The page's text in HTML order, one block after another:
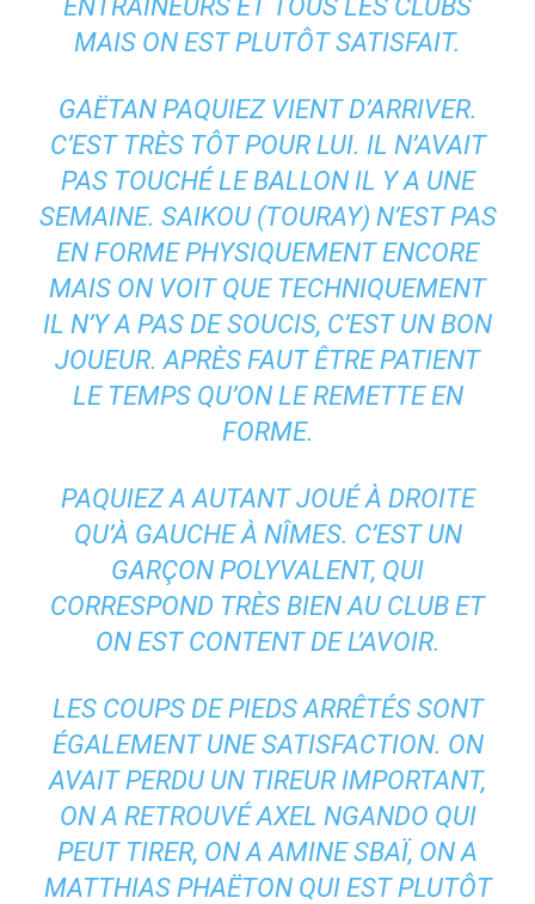
ENTRAÎNEURS ET TOUS LES CLUBS
MAIS ON EST PLUTÔT SATISFAIT.
GAËTAN PAQUIEZ VIENT D’ARRIVER.
C’EST TRÈS TÔT POUR LUI. IL N’AVAIT
PAS TOUCHÉ LE BALLON IL Y A UNE
SEMAINE. SAIKOU (TOURAY) N’EST PAS
EN FORME PHYSIQUEMENT ENCORE
MAIS ON VOIT QUE TECHNIQUEMENT
IL N’Y A PAS DE SOUCIS, C’EST UN BON
JOUEUR. APRÈS FAUT ÊTRE PATIENT
LE TEMPS QU’ON LE REMETTE EN
FORME.
PAQUIEZ A AUTANT JOUÉ À DROITE
QU’À GAUCHE À NÎMES. C’EST UN
GARÇON POLYVALENT, QUI
CORRESPOND TRÈS BIEN AU CLUB ET
ON EST CONTENT DE L’AVOIR.
LES COUPS DE PIEDS ARRÊTÉS SONT
ÉGALEMENT UNE SATISFACTION. ON
AVAIT PERDU UN TIREUR IMPORTANT,
ON A RETROUVÉ AXEL NGANDO QUI
PEUT TIRER, ON A AMINE SBAÏ, ON A
MATTHIAS PHAËTON QUI EST PLUTÔT